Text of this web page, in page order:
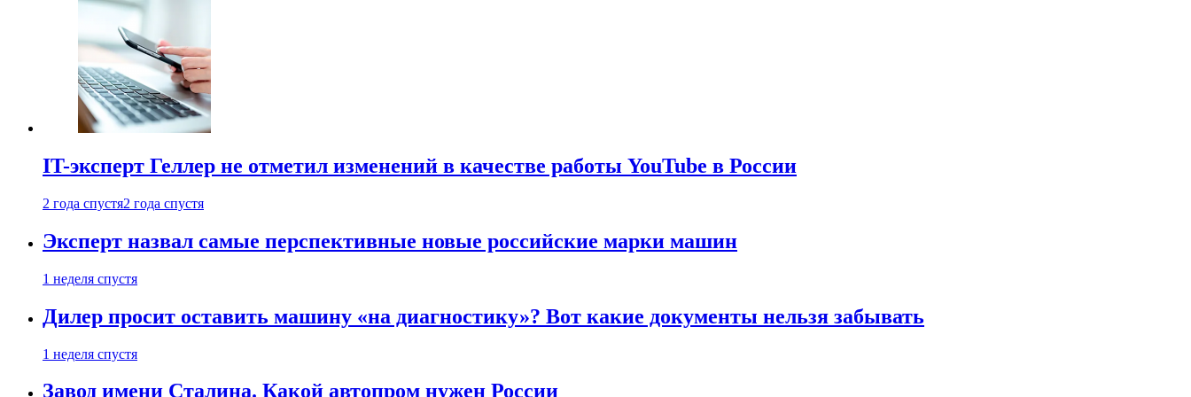
IT-эксперт Геллер не отметил изменений в качестве работы YouTube в России
2 года спустя2 года спустя
Эксперт назвал самые перспективные новые российские марки машин
1 неделя спустя
Дилер просит оставить машину «на диагностику»? Вот какие документы нельзя забывать
1 неделя спустя
Завод имени Сталина. Какой автопром нужен России